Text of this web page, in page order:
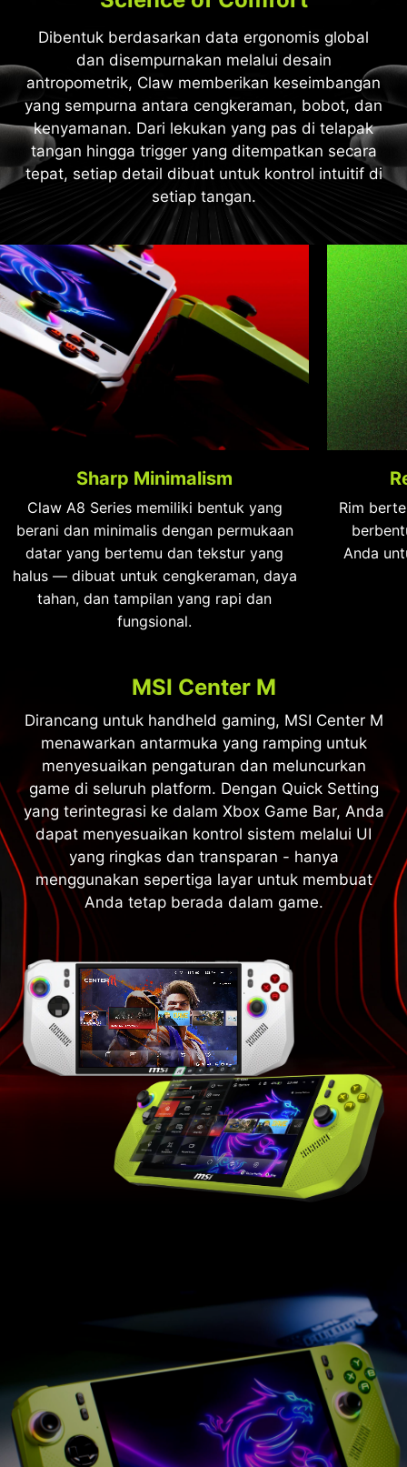
Dibentuk berdasarkan data ergonomis global
dan disempurnakan melalui desain
antropometrik, Claw memberikan keseimbangan
yang sempurna antara cengkeraman, bobot, dan
kenyamanan. Dari lekukan yang pas di telapak
tangan hingga trigger yang ditempatkan secara
tepat, setiap detail dibuat untuk kontrol intuitif di
setiap tangan.
Sharp Minimalism
Claw A8 Series memiliki bentuk yang
berani dan minimalis dengan permukaan
datar yang bertemu dan tekstur yang
halus — dibuat untuk cengkeraman, daya
tahan, dan tampilan yang rapi dan
fungsional.
Rim
Anda
MSI Center M
Dirancang untuk handheld gaming, MSI Center M
menawarkan antarmuka yang ramping untuk
menyesuaikan pengaturan dan meluncurkan
game di seluruh platform. Dengan Quick Setting
yang terintegrasi ke dalam Xbox Game Bar, Anda
dapat menyesuaikan kontrol sistem melalui UI
yang ringkas dan transparan - hanya
menggunakan sepertiga layar untuk membuat
Anda tetap berada dalam game.